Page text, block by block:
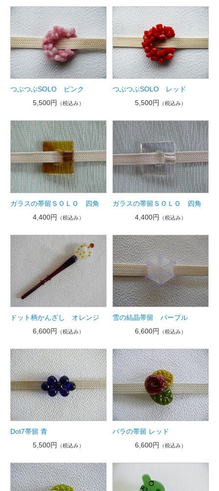
つぶつぶSOLO ピンク
5,500円
（税込み）
つぶつぶSOLO レッド
5,500円
（税込み）
ガラスの帯留ＳＯＬＯ 四角
4,400円
（税込み）
ガラスの帯留ＳＯＬＯ 四角
4,400円
（税込み）
ドット柄かんざし オレンジ
6,600円
（税込み）
雪の結晶帯留 パープル
6,600円
（税込み）
Dot7帯留 青
5,500円
（税込み）
バラの帯留 レッド
6,600円
（税込み）